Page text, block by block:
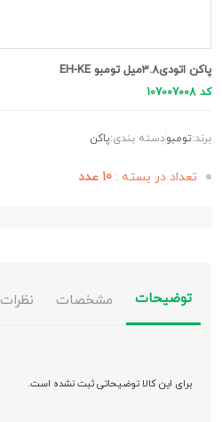
پاکن اتودی3.8میل تومبو EH-KE
کد 107007008
برند:تومبودسته بندی:پاکن
تعداد در بسته : 10 عدد
توضیحات مشخصات نظرات
برای این کالا توضیحاتی ثبت نشده است.